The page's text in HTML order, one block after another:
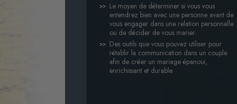
Le moyen de déterminer si vous vous
entendrez bien avec une personne avant de
vous engager dans une relation personnelle
ou de décider de vous marier.
Des outils que vous pouvez utiliser pour
rétablir la communication dans un couple
afin de créer un mariage épanoui,
enrichissant et durable.